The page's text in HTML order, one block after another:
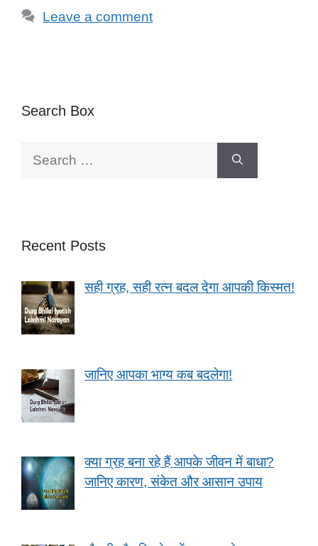
Leave a comment
Search Box
Recent Posts
सही ग्रह, सही रत्न बदल देगा आपकी किस्मत!
जानिए आपका भाग्य कब बदलेगा!
क्या ग्रह बना रहे हैं आपके जीवन में बाधा?
जानिए कारण, संकेत और आसान उपाय